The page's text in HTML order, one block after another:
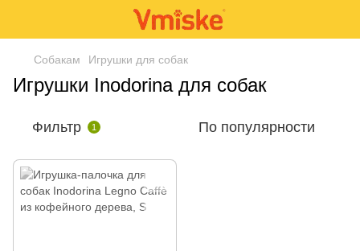
Собакам Игрушки для собак
Игрушки Inodorina для собак
Фильтр 1 По популярности